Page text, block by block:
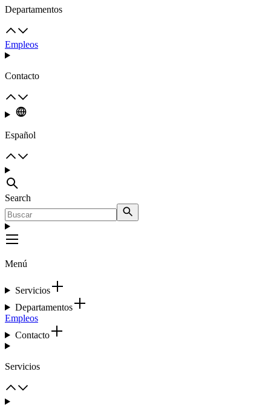
Departamentos
Empleos
Contacto
Español
Search
Menú
Servicios
Departamentos
Empleos
Contacto
Servicios